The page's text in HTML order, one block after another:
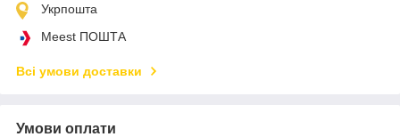
Укрпошта
Meest ПОШТА
Всі умови доставки
Умови оплати